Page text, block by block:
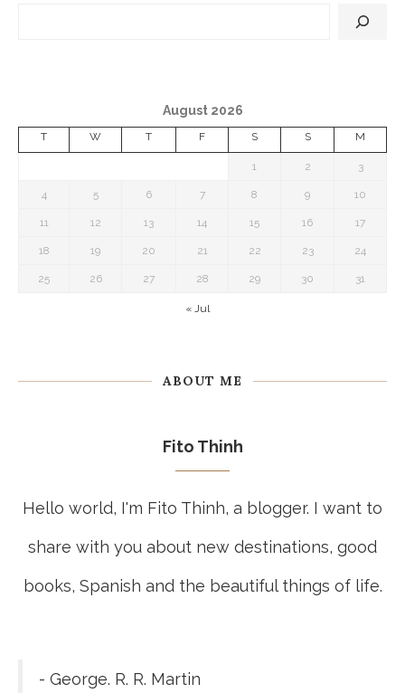
August 2026
T W T F S S M
1 2 3
4 5 6 7 8 9 10
11 12 13 14 15 16 17
18 19 20 21 22 23 24
25 26 27 28 29 30 31
« Jul
ABOUT ME
Fito Thinh
Hello world, I'm Fito Thinh, a blogger. I want to
share with you about new destinations, good
books, Spanish and the beautiful things of life.
- George. R. R. Martin